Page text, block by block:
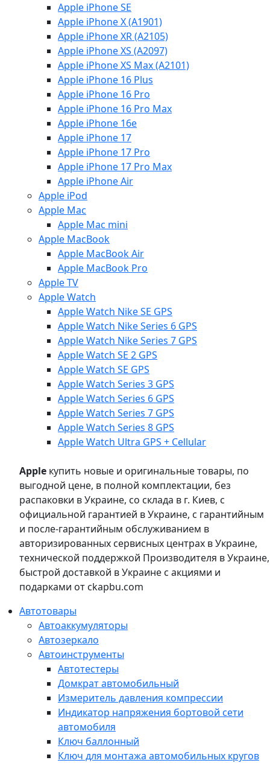
Apple iPhone SE
Apple iPhone X (A1901)
Apple iPhone XR (A2105)
Apple iPhone XS (A2097)
Apple iPhone XS Max (A2101)
Apple iPhone 16 Plus
Apple iPhone 16 Pro
Apple iPhone 16 Pro Max
Apple iPhone 16e
Apple iPhone 17
Apple iPhone 17 Pro
Apple iPhone 17 Pro Max
Apple iPhone Air
Apple iPod
Apple Mac
Apple Mac mini
Apple MacBook
Apple MacBook Air
Apple MacBook Pro
Apple TV
Apple Watch
Apple Watch Nike SE GPS
Apple Watch Nike Series 6 GPS
Apple Watch Nike Series 7 GPS
Apple Watch SE 2 GPS
Apple Watch SE GPS
Apple Watch Series 3 GPS
Apple Watch Series 6 GPS
Apple Watch Series 7 GPS
Apple Watch Series 8 GPS
Apple Watch Ultra GPS + Cellular
Apple купить новые и оригинальные товары, по
выгодной цене, в полной комплектации, без
распаковки в Украине, со склада в г. Киев, с
официальной гарантией в Украине, с гарантийным
и после-гарантийным обслуживанием в
авторизированных сервисных центрах в Украине,
технической поддержкой Производителя в Украине,
быстрой доставкой в Украине с акциями и
подарками от ckapbu.com
Автотовары
Автоаккумуляторы
Автозеркало
Автоинструменты
Автотестеры
Домкрат автомобильный
Измеритель давления компрессии
Индикатор напряжения бортовой сети
автомобиля
Ключ баллонный
Ключ для монтажа автомобильных кругов